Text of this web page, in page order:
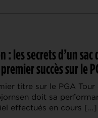
: les secrets d’un sac
succès sur le
titre sur le PGA Tour
doit sa
effectués en cours […]